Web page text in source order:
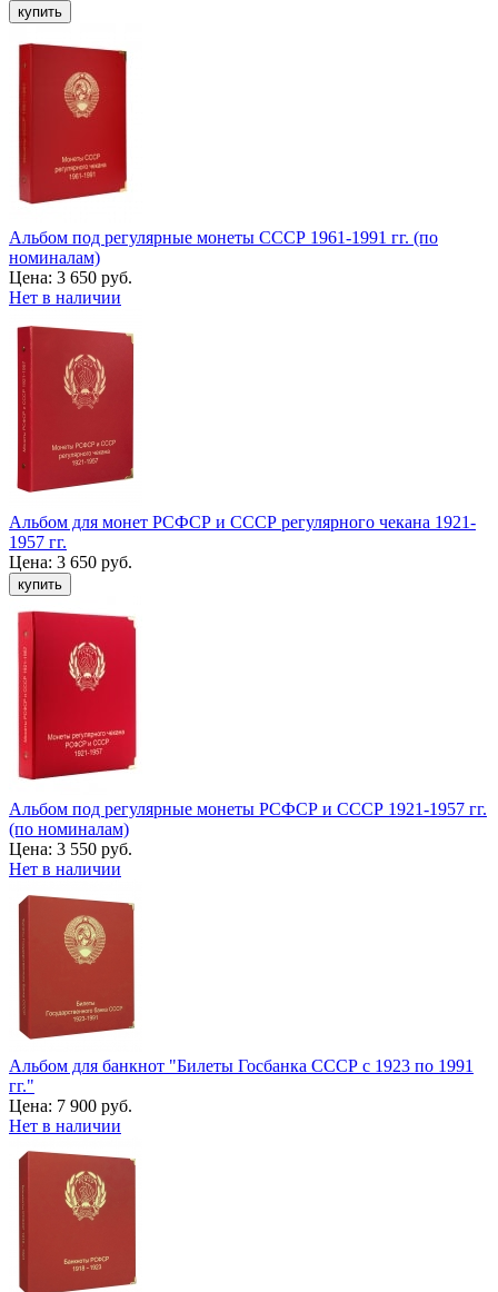
Альбом под регулярные монеты СССР 1961-1991 гг. (по
номиналам)
Цена: 3 650 руб.
Нет в наличии
Альбом для монет РСФСР и СССР регулярного чекана 1921-
1957 гг.
Цена: 3 650 руб.
Альбом под регулярные монеты РСФСР и СССР 1921-1957 гг.
(по номиналам)
Цена: 3 550 руб.
Нет в наличии
Альбом для банкнот "Билеты Госбанка СССР с 1923 по 1991
гг."
Цена: 7 900 руб.
Нет в наличии